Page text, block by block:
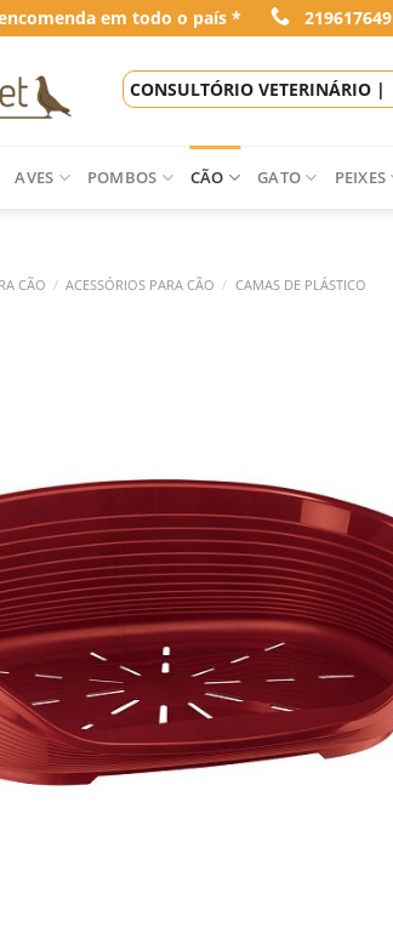
em todo o país * 219617649
CONSULTÓRIO VETERINÁRIO |
AVES POMBOS CÃO GATO PEIXES
CÃO / ACESSÓRIOS PARA CÃO / CAMAS DE PLÁSTICO